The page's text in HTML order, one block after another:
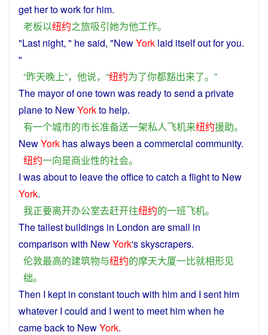
get her toworkfor him.
老板以纽约之旅吸引她为他工作。
"Last night, " hesaid, "NewYork laid itselfoutforyou.
"
“昨天晚上”， 他说，“纽约为了你都豁出来了。”
The mayorof onetown was readytosend aprivate
planeto NewYorkto help.
有一个城市的市长准备送一架私人飞机来纽约援助。
NewYork has always been acommercial community.
纽约一向是商业性的社会。
I wasaboutto leavetheofficetocatch aflightto New
York.
我正要离开办公室去赶开往纽约的一班飞机。
Thetallestbuildings in London are small in
comparison with NewYork'sskyscrapers.
伦敦最高的建筑物与纽约的摩天大厦一比就相形见
绌。
Then I kept in constanttouch with himand I sent him
whatever I could and I wentto meet himwhen he
camebackto NewYork.